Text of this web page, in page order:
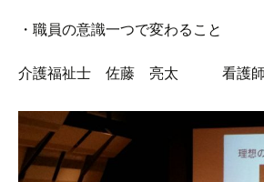
・職員の意識一つで変わること
介護福祉士 佐藤 亮太 看護